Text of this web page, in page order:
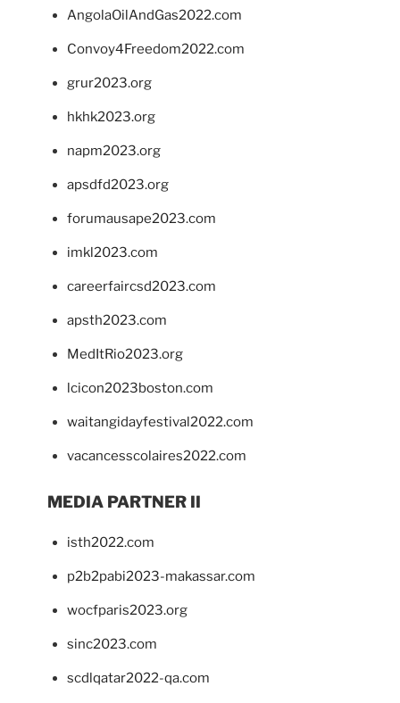
AngolaOilAndGas2022.com
Convoy4Freedom2022.com
grur2023.org
hkhk2023.org
napm2023.org
apsdfd2023.org
forumausape2023.com
imkl2023.com
careerfaircsd2023.com
apsth2023.com
MedItRio2023.org
lcicon2023boston.com
waitangidayfestival2022.com
vacancesscolaires2022.com
MEDIA PARTNER II
isth2022.com
p2b2pabi2023-makassar.com
wocfparis2023.org
sinc2023.com
scdlqatar2022-qa.com